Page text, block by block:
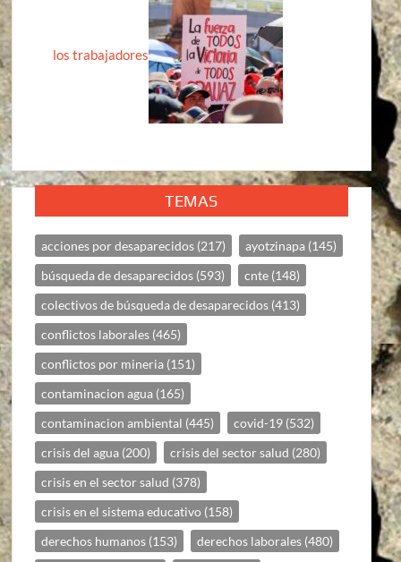
los trabajadores
TEMAS
acciones por desaparecidos (217) ayotzinapa (145)
búsqueda de desaparecidos (593) cnte (148)
colectivos de búsqueda de desaparecidos (413)
conflictos laborales (465)
conflictos por mineria (151)
contaminacion agua (165)
contaminacion ambiental (445) covid-19 (532)
crisis del agua (200) crisis del sector salud (280)
crisis en el sector salud (378)
crisis en el sistema educativo (158)
derechos humanos (153) derechos laborales (480)